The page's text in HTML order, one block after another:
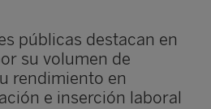
públicas destacan en
su volumen de
rendimiento en
e inserción laboral